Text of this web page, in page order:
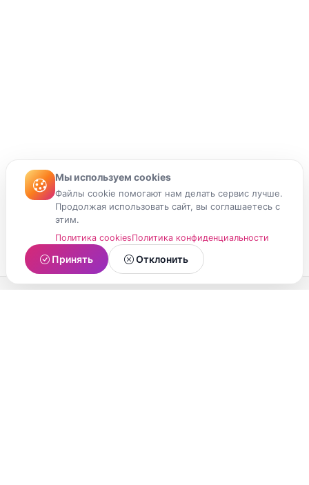
Мы используем cookies
Файлы cookie помогают нам делать сервис лучше.
Продолжая использовать сайт, вы соглашаетесь с
этим.
Политика cookiesПолитика конфиденциальности
Принять Отклонить